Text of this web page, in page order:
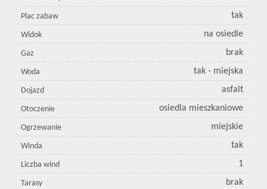
Plac zabaw tak
Widok na osiedle
Gaz brak
Woda tak - miejska
Dojazd asfalt
Otoczenie osiedla mieszkaniowe
Ogrzewanie miejskie
Winda tak
Liczba wind 1
Tarasy brak